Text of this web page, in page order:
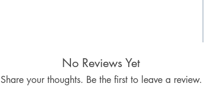
No Reviews Yet
Share your thoughts. Be the first to leave a review.